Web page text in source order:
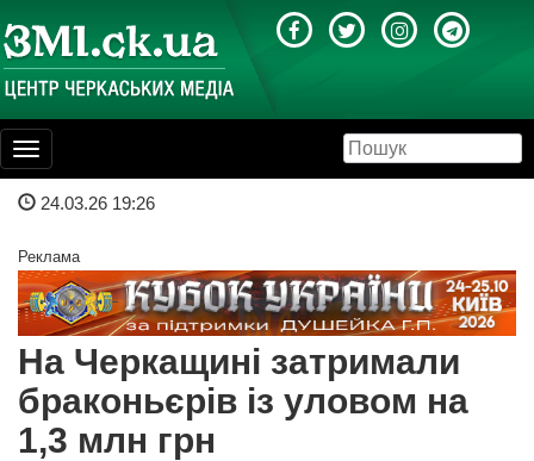
Toggle
navigation
24.03.26 19:26
Реклама
На Черкащині затримали
браконьєрів із уловом на
1,3 млн грн